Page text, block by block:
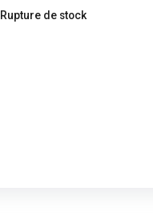
Rupture de stock